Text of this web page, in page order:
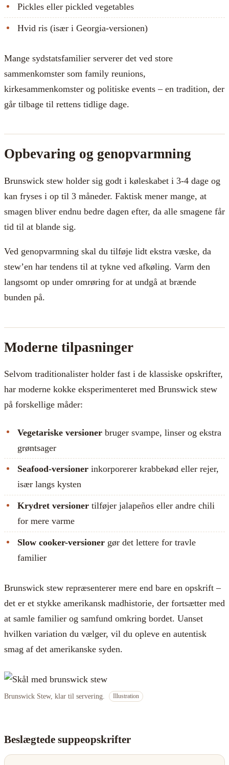
Pickles eller pickled vegetables
Hvid ris (især i Georgia-versionen)
Mange sydstatsfamilier serverer det ved store
sammenkomster som family reunions,
kirkesammenkomster og politiske events – en tradition, der
går tilbage til rettens tidlige dage.
Opbevaring og genopvarmning
Brunswick stew holder sig godt i køleskabet i 3-4 dage og
kan fryses i op til 3 måneder. Faktisk mener mange, at
smagen bliver endnu bedre dagen efter, da alle smagene får
tid til at blande sig.
Ved genopvarmning skal du tilføje lidt ekstra væske, da
stew’en har tendens til at tykne ved afkøling. Varm den
langsomt op under omrøring for at undgå at brænde
bunden på.
Moderne tilpasninger
Selvom traditionalister holder fast i de klassiske opskrifter,
har moderne kokke eksperimenteret med Brunswick stew
på forskellige måder:
Vegetariske versioner bruger svampe, linser og ekstra
grøntsager
Seafood-versioner inkorporerer krabbekød eller rejer,
især langs kysten
Krydret versioner tilføjer jalapeños eller andre chili
for mere varme
Slow cooker-versioner gør det lettere for travle
familier
Brunswick stew repræsenterer mere end bare en opskrift –
det er et stykke amerikansk madhistorie, der fortsætter med
at samle familier og samfund omkring bordet. Uanset
hvilken variation du vælger, vil du opleve en autentisk
smag af det amerikanske syden.
Brunswick Stew, klar til servering. Illustration
Beslægtede suppeopskrifter